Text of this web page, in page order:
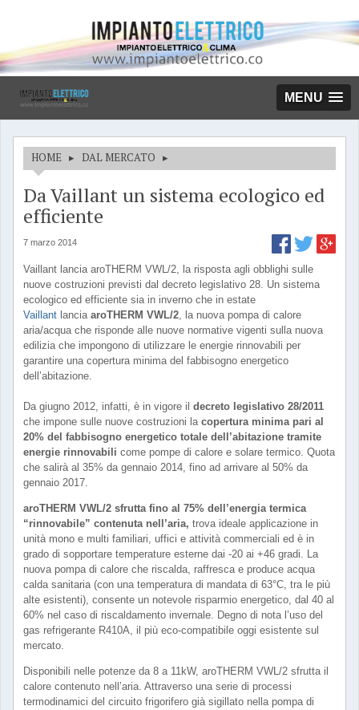
MENU
HOME ▸ DAL MERCATO ▸
Da Vaillant un sistema ecologico ed
efficiente
7 marzo 2014
Vaillant lancia aroTHERM VWL/2, la risposta agli obblighi sulle
nuove costruzioni previsti dal decreto legislativo 28. Un sistema
ecologico ed efficiente sia in inverno che in estate
Vaillant lancia aroTHERM VWL/2, la nuova pompa di calore
aria/acqua che risponde alle nuove normative vigenti sulla nuova
edilizia che impongono di utilizzare le energie rinnovabili per
garantire una copertura minima del fabbisogno energetico
dell’abitazione.
Da giugno 2012, infatti, è in vigore il decreto legislativo 28/2011
che impone sulle nuove costruzioni la copertura minima pari al
20% del fabbisogno energetico totale dell’abitazione tramite
energie rinnovabili come pompe di calore e solare termico. Quota
che salirà al 35% da gennaio 2014, fino ad arrivare al 50% da
gennaio 2017.
aroTHERM VWL/2 sfrutta fino al 75% dell’energia termica
“rinnovabile” contenuta nell’aria, trova ideale applicazione in
unità mono e multi familiari, uffici e attività commerciali ed è in
grado di sopportare temperature esterne dai -20 ai +46 gradi. La
nuova pompa di calore che riscalda, raffresca e produce acqua
calda sanitaria (con una temperatura di mandata di 63°C, tra le più
alte esistenti), consente un notevole risparmio energetico, dal 40 al
60% nel caso di riscaldamento invernale. Degno di nota l’uso del
gas refrigerante R410A, il più eco-compatibile oggi esistente sul
mercato.
Disponibili nelle potenze da 8 a 11kW, aroTHERM VWL/2 sfrutta il
calore contenuto nell’aria. Attraverso una serie di processi
termodinamici del circuito frigorifero già sigillato nella pompa di